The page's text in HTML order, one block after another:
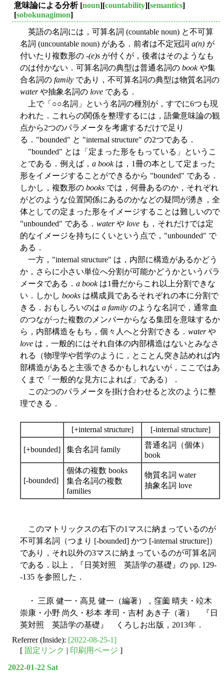
意味論による分析[noun][countability][semantics]
[sobokunagimon]
英語の名詞には，可算名詞 (countable noun) と不可算
名詞 (uncountable noun) がある．前者は不定冠詞 a(n) が
付いたり複数形の -(e)s が付くが，後者はそのようなも
のは付かない．可算名詞の典型は普通名詞の bookや集
合名詞の family であり，不可算名詞の典型は物質名詞の
waterや抽象名詞の love である．
上で「○○名詞」という名詞の種別が，すでに6つも現
われた．これらの関係を整理するには，語彙意味論の観
点から2つのパラメータを考慮するだけで足り
る．"bounded" と "internal structure" の2つである．
"bounded" とは「定まった形をもっている」というこ
とである．例えば， a bookは，1冊の本として定まった
形をイメージすることができるから "bounded" である．
しかし，複数形の books では，何冊あるのか，それぞれ
がどのような位置関係にあるのかなどの疑問が湧き，全
体としての定まった形をイメージすることは難しいので
"unbounded" である． waterや love も，それだけでは定
的なイメージを持ちにくいという点で，"unbounded" で
ある．
一方，"internal structure" は，内部に構造があるかどう
か，さらに小さい単位へ分割が可能かどうかというパラ
メータである． a bookは1冊だからこれ以上分割できな
い．しかし books は構成員であるそれぞれの本に分割で
きる．おもしろいのは a family のような名詞で，通常血
のつながった複数のメンバーからなる集団を意味するか
ら，内部構造をもち，個々人へと分割できる． waterや
love は，一般的にはそれ自体の内部構造はないとみなさ
れる（物理学や哲学のように，とことん突き詰めれば内
部構造があると主張できるかもしれないが，ここではあ
くまで「一般的な見方によれば」である）．
この2つのパラメータを掛け合わせると次のように整
理できる．
[+internal structure] [-internal structure]
[+bounded] 集合名詞 family
普通名詞（個体）
book
[-bounded]
個体の複数 books
集合名詞の複数
families
物質名詞 water
抽象名詞 love
このマトリックスの右下の1マスに納まっているのが
不可算名詞（つまり [-bounded] かつ [-internal structure]）
であり，それ以外の3マスに納まっているのが可算名詞
である．以上，『日英対照 英語学の基礎』の pp. 129-
-135 を参照した．
・ 三原 健一・高見 健一（編著），窪薗 晴夫・竝木
崇康・小野 尚久・杉本 孝司・吉村 あき子（著） 『日
英対照 英語学の基礎』 くろしお出版，2013年．
Referrer (Inside): [2022-08-25-1]
[ 固定リンク | 印刷用ページ ]
2022-01-22 Sat